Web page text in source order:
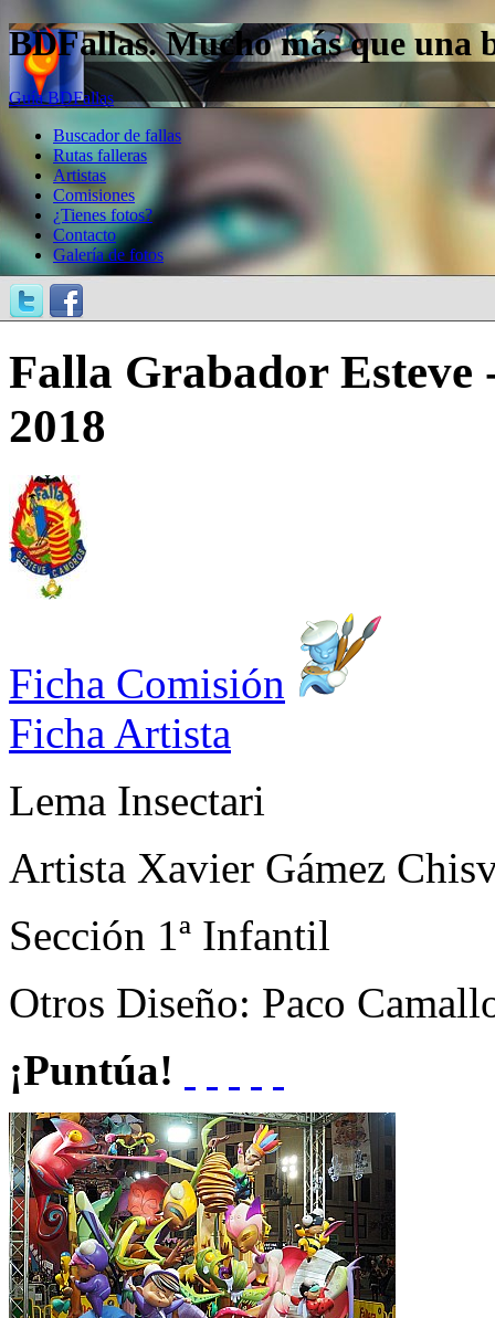
BDFallas. Mucho más que una
Guía BDFallas
Buscador de fallas
Rutas falleras
Artistas
Comisiones
¿Tienes fotos?
Contacto
Galería de fotos
Falla Grabador
2018
Ficha Comisión
Ficha Artista
Lema Insectari
Artista Xavier Gámez
Sección 1ª Infantil
Otros Diseño: Paco
¡Puntúa!